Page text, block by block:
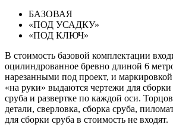
БАЗОВАЯ
«ПОД УСАДКУ»
«ПОД КЛЮЧ»
В стоимость базовой комплектации
оцилиндрованное бревно длиной 6
нарезанными под проект, и
«на руки» выдаются чертежи для сборки
сруба и развертке по каждой оси.
детали, сверловка, сборка сруба,
для сборки сруба в стоимость не входят.